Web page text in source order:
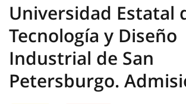
Universidad Estatal
Tecnología y Diseño
Industrial de San
Petersburgo.